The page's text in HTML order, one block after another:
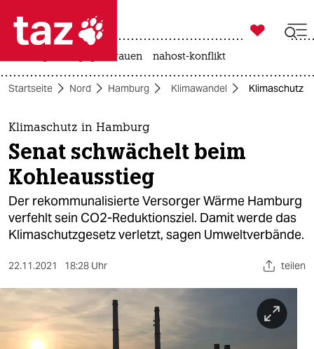
 taz zahl ich
taz zahl ich
themen
politik
öko
gesellschaft
sport
berlin

taz zahl ich
gewalt gegen frauen nahost-konflikt
Startseite Nord Hamburg Klimawandel Klimaschutz
Klimaschutz in Hamburg
Senat schwächelt beim
Kohleausstieg
Der rekommunalisierte Versorger Wärme Hamburg
verfehlt sein CO2-Reduktionsziel. Damit werde das
Klimaschutzgesetz verletzt, sagen Umweltverbände.
22.11.2021 18:28 Uhr teilen